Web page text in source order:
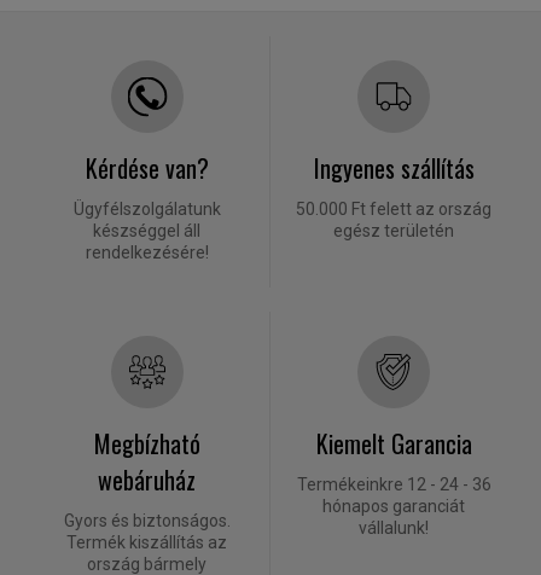
Kérdése van?
Ügyfélszolgálatunk
készséggel áll
rendelkezésére!
Ingyenes szállítás
50.000 Ft felett az ország
egész területén
Megbízható
webáruház
Gyors és biztonságos.
Termék kiszállítás az
ország bármely
Kiemelt Garancia
Termékeinkre 12 - 24 - 36
hónapos garanciát
vállalunk!